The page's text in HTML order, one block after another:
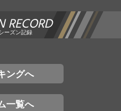
RECORD
ーズン記録
ングへ
一覧へ